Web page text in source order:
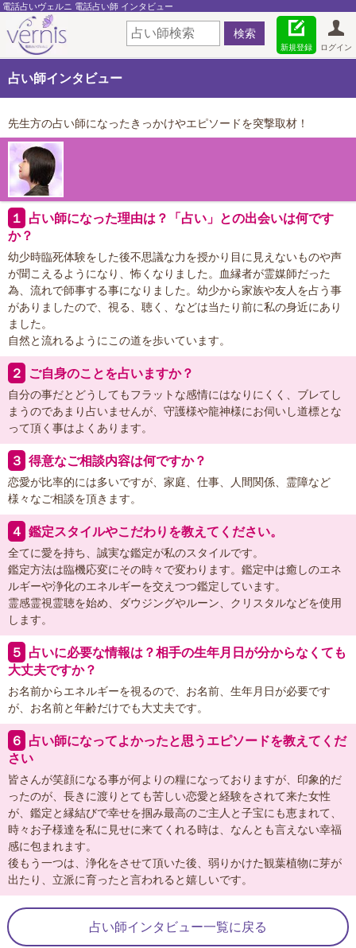
電話占いヴェルニ 電話占い師 インタビュー
ログイン
新規登録
占い師インタビュー
先生方の占い師になったきっかけやエピソードを突撃取材！
１ 占い師になった理由は？「占い」との出会いは何です
か？
幼少時臨死体験をした後不思議な力を授かり目に見えないものや声
が聞こえるようになり、怖くなりました。血縁者が霊媒師だった
為、流れで師事する事になりました。幼少から家族や友人を占う事
がありましたので、視る、聴く、などは当たり前に私の身近にあり
ました。
自然と流れるようにこの道を歩いています。
２ ご自身のことを占いますか？
自分の事だとどうしてもフラットな感情にはなりにくく、ブレてし
まうのであまり占いませんが、守護様や龍神様にお伺いし道標とな
って頂く事はよくあります。
３ 得意なご相談内容は何ですか？
恋愛が比率的には多いですが、家庭、仕事、人間関係、霊障など
様々なご相談を頂きます。
４ 鑑定スタイルやこだわりを教えてください。
全てに愛を持ち、誠実な鑑定が私のスタイルです。
鑑定方法は臨機応変にその時々で変わります。鑑定中は癒しのエネ
ルギーや浄化のエネルギーを交えつつ鑑定しています。
霊感霊視霊聴を始め、ダウジングやルーン、クリスタルなどを使用
します。
５ 占いに必要な情報は？相手の生年月日が分からなくても
大丈夫ですか？
お名前からエネルギーを視るので、お名前、生年月日が必要です
が、お名前と年齢だけでも大丈夫です。
６ 占い師になってよかったと思うエピソードを教えてくだ
さい
皆さんが笑顔になる事が何よりの糧になっておりますが、印象的だ
ったのが、長きに渡りとても苦しい恋愛と経験をされて来た女性
が、鑑定と縁結びで幸せを掴み最高のご主人と子宝にも恵まれて、
時々お子様達を私に見せに来てくれる時は、なんとも言えない幸福
感に包まれます。
後もう一つは、浄化をさせて頂いた後、弱りかけた観葉植物に芽が
出たり、立派に育ったと言われると嬉しいです。
占い師インタビュー一覧に戻る